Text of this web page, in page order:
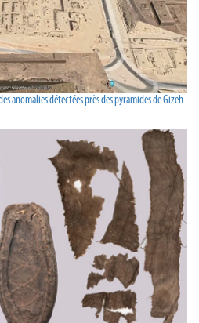
anomalies détectées près des pyramides de Gizeh